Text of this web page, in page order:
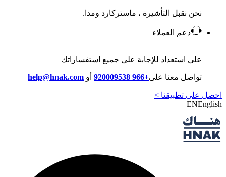
نحن نقبل التأشيرة ، ماستركارد ومدا.
دعم العملاء
على استعداد للإجابة على جميع استفساراتك
تواصل معنا على+966 920009538 أو help@hnak.com
احصل على تطبيقنا >
ENEnglish